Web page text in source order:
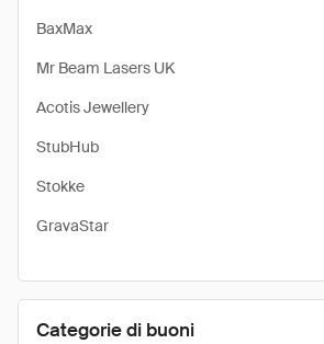
BaxMax
Mr Beam Lasers UK
Acotis Jewellery
StubHub
Stokke
GravaStar
Categorie di buoni